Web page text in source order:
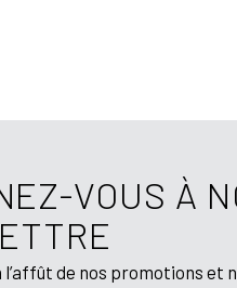
VOUS À
de nos promotions et